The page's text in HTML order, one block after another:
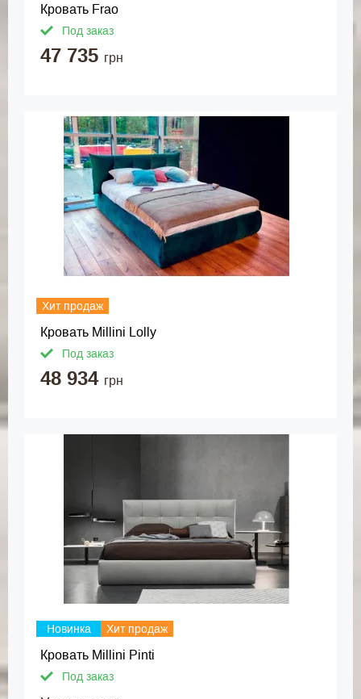
Кровать Frao
Под заказ
47 735 грн
Хит продаж
Кровать Millini Lolly
Под заказ
48 934 грн
Новинка Хит продаж
Кровать Millini Pinti
Под заказ